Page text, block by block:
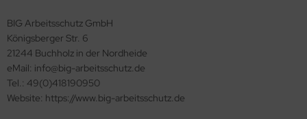
BIG Arbeitsschutz GmbH
Königsberger Str. 6
21244 Buchholz in der Nordheide
eMail: info@big-arbeitsschutz.de
Tel.: 49(0)418190950
Website: https://www.big-arbeitsschutz.de